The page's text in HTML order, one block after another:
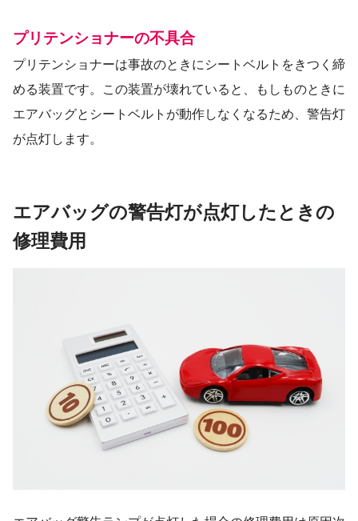
プリテンショナーの不具合
プリテンショナーは事故のときにシートベルトをきつく締
める装置です。この装置が壊れていると、もしものときに
エアバッグとシートベルトが動作しなくなるため、警告灯
が点灯します。
エアバッグの警告灯が点灯したときの
修理費用